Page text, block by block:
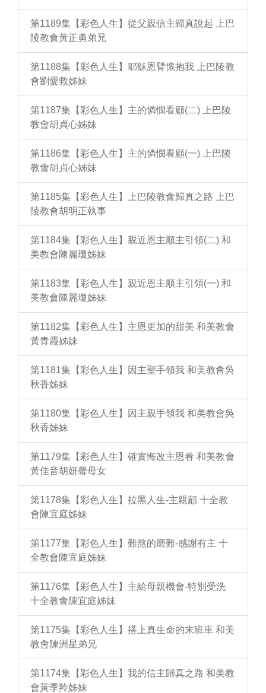
第1189集【彩色人生】從父親信主歸真說起 上巴
陵教會黃正勇弟兄
第1188集【彩色人生】耶穌恩臂懷抱我 上巴陵教
會劉愛救姊妹
第1187集【彩色人生】主的憐憫看顧(二) 上巴陵
教會胡貞心姊妹
第1186集【彩色人生】主的憐憫看顧(一) 上巴陵
教會胡貞心姊妹
第1185集【彩色人生】上巴陵教會歸真之路 上巴
陵教會胡明正執事
第1184集【彩色人生】親近恩主順主引領(二) 和
美教會陳麗瓊姊妹
第1183集【彩色人生】親近恩主順主引領(一) 和
美教會陳麗瓊姊妹
第1182集【彩色人生】主恩更加的甜美 和美教會
黃青霞姊妹
第1181集【彩色人生】因主聖手領我 和美教會吳
秋香姊妹
第1180集【彩色人生】因主親手領我 和美教會吳
秋香姊妹
第1179集【彩色人生】確實悔改主恩眷 和美教會
黃佳音胡妍馨母女
第1178集【彩色人生】拉黑人生-主親顧 十全教
會陳宜庭姊妹
第1177集【彩色人生】難熬的磨難-感謝有主 十
全教會陳宜庭姊妹
第1176集【彩色人生】主給母親機會-特別受洗
十全教會陳宜庭姊妹
第1175集【彩色人生】搭上真生命的末班車 和美
教會陳洲星弟兄
第1174集【彩色人生】我的信主歸真之路 和美教
會黃季羚姊妹